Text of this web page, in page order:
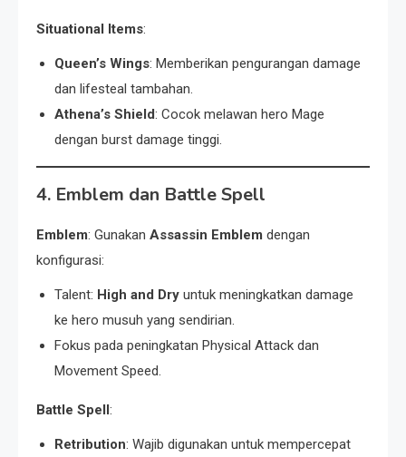
Situational Items:
Queen’s Wings: Memberikan pengurangan damage
dan lifesteal tambahan.
Athena’s Shield: Cocok melawan hero Mage
dengan burst damage tinggi.
4. Emblem dan Battle Spell
Emblem: Gunakan Assassin Emblem dengan
konfigurasi:
Talent: High and Dry untuk meningkatkan damage
ke hero musuh yang sendirian.
Fokus pada peningkatan Physical Attack dan
Movement Speed.
Battle Spell:
Retribution: Wajib digunakan untuk mempercepat